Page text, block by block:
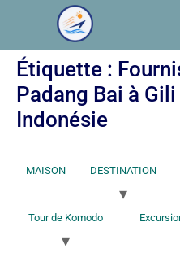
Étiquette :
Padang Bai à
Indonésie
MAISON DESTINATION
Tour de Komodo